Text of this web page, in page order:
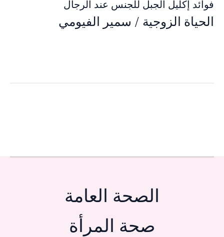
فوائد إكليل الجبل للجنس عند الرجال
الحياة الزوجية / سمير الفيومي
الصحة العامة
صحة المرأة